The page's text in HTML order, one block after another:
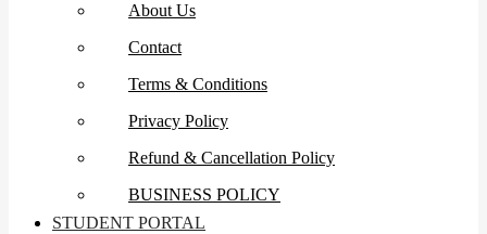
About Us
Contact
Terms & Conditions
Privacy Policy
Refund & Cancellation Policy
BUSINESS POLICY
STUDENT PORTAL